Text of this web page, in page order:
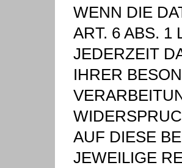
WENN DIE
ART. 6 ABS. 1
JEDERZEIT
IHRER
AUF DIESE
JEWEILIGE